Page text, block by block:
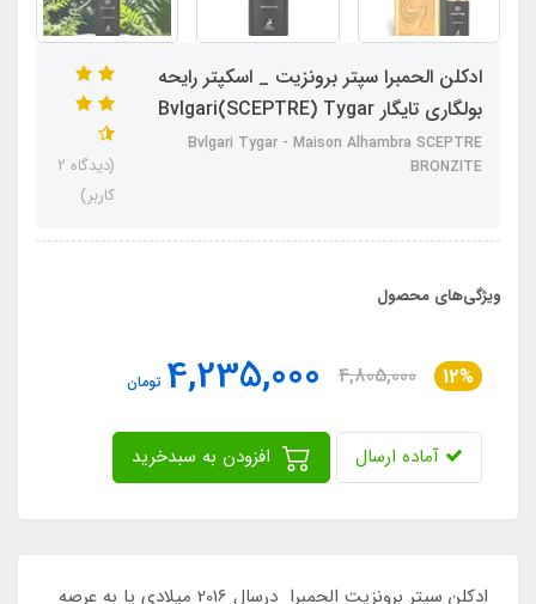
ادکلن الحمبرا سپتر برونزیت _ اسکپتر رایحه
بولگاری تایگار Bvlgari(SCEPTRE) Tygar
Bvlgari Tygar - Maison Alhambra SCEPTRE
BRONZITE
(دیدگاه 2
کاربر)
ویژگی‌های محصول
12%
4,805,000
4,235,000 تومان
آماده ارسال
ادکلن سپتر برونزیت الحمبرا درسال 2016 میلادی پا به عرصه